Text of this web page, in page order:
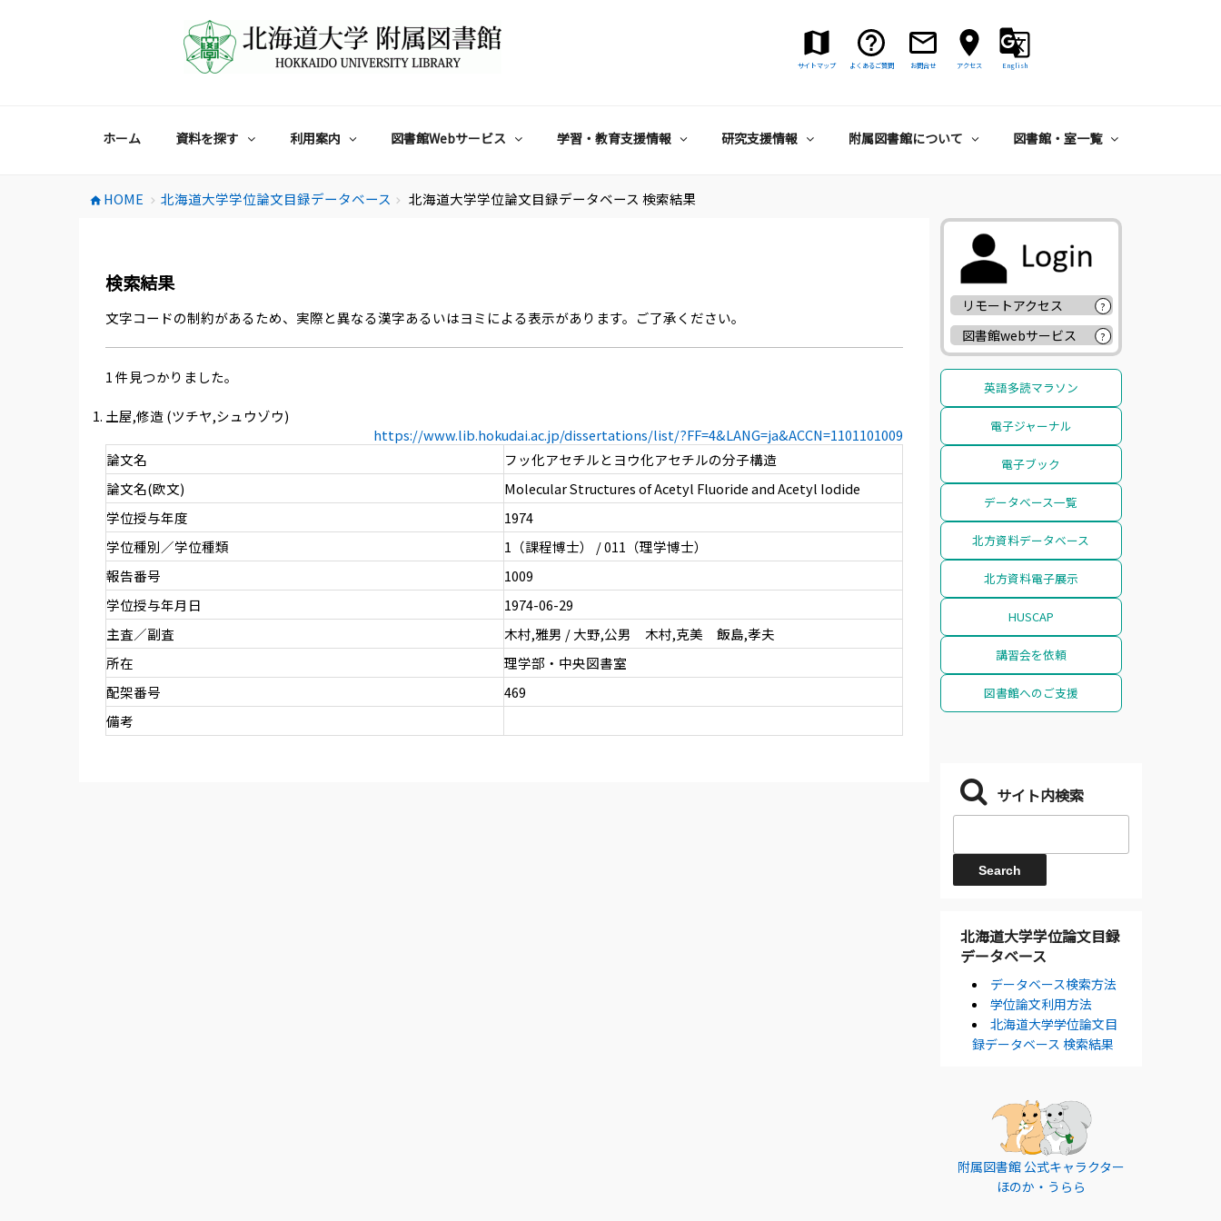
サイトマップ よくあるご質問 お問合せ アクセス English
ホーム 資料を探す 利用案内 図書館Webサービス 学習・教育支援情報 研究支援情報 附属図書館について 図書館・室一覧
home HOME chevron_right 北海道大学学位論文目録データベース chevron_right 北海道大学学位論文目録データベース 検索結果
検索結果
文字コードの制約があるため、実際と異なる漢字あるいはヨミによる表示があります。ご了承ください。
1 件見つかりました。
土屋,修造 (ツチヤ,シュウゾウ)
https://www.lib.hokudai.ac.jp/dissertations/list/?FF=4&LANG=ja&ACCN=1101101009
論文名
フッ化アセチルとヨウ化アセチルの分子構造
論文名(欧文)
Molecular Structures of Acetyl Fluoride and Acetyl Iodide
学位授与年度
1974
学位種別／学位種類
1（課程博士） / 011（理学博士）
報告番号
1009
学位授与年月日
1974-06-29
主査／副査
木村,雅男 / 大野,公男 木村,克美 飯島,孝夫
所在
理学部・中央図書室
配架番号
469
備考
リモートアクセス ?
図書館webサービス ?
英語多読マラソン
電子ジャーナル
電子ブック
データベース一覧
北方資料データベース
北方資料電子展示
HUSCAP
講習会を依頼
図書館へのご支援
サイト内検索
北海道大学学位論文目録
データベース
データベース検索方法
学位論文利用方法
北海道大学学位論文目
録データベース 検索結果
附属図書館 公式キャラクター
ほのか・うらら